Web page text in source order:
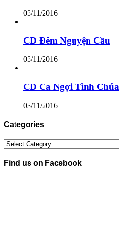
03/11/2016
CD Đêm Nguyện Cầu
03/11/2016
CD Ca Ngợi Tình
03/11/2016
Categories
Categories
Find us on Facebook